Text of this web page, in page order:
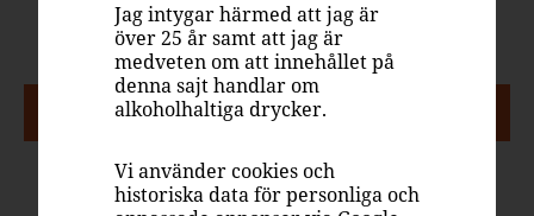
14.5%
PASSAR TILL
Jag intygar härmed att jag är
över 25 år samt att jag är
medveten om att innehållet på
denna sajt handlar om
alkoholhaltiga drycker.
Vi använder cookies och
historiska data för personliga och